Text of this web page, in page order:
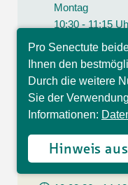
Montag
10:30 - 11:15
Kapellenstrasse
CHF 112.00
7 Lektionen
GymFit+ / Kurs
GymFit+
Pro Senectute
Ihnen den
Durch die weitere
Sie der
Informationen:
Hinweis